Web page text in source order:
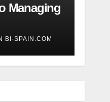
Managing
BI-SPAIN.COM